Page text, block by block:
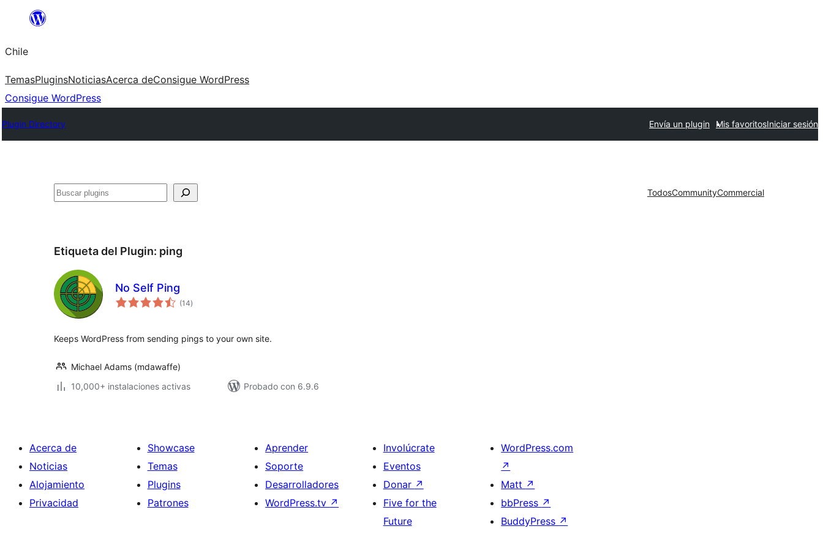
Saltar
contenido
Chile
TemasPluginsNoticiasAcerca deConsigue WordPress
Consigue WordPress
Plugin Directory Envía un plugin Mis favoritosIniciar sesión
Buscar TodosCommunityCommercial
Etiqueta del Plugin: ping
No Self Ping
(14evaluación
total
)
Keeps WordPress from sending pings to your own site.
Michael Adams (mdawaffe)
10,000+ instalaciones activas
Probado con 6.9.6
Acerca de
Noticias
Alojamiento
Privacidad
Showcase
Temas
Plugins
Patrones
Aprender
Soporte
Desarrolladores
WordPress.tv ↗
Involúcrate
Eventos
Donar ↗
Five for the
Future
WordPress.com
↗
Matt ↗
bbPress ↗
BuddyPress ↗